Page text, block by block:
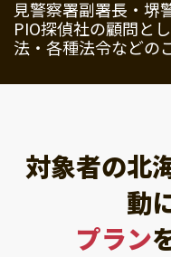
見警察署副署長・堺
PIO探偵社の顧問と
法・各種法令などの
対象者の北
動
プラン